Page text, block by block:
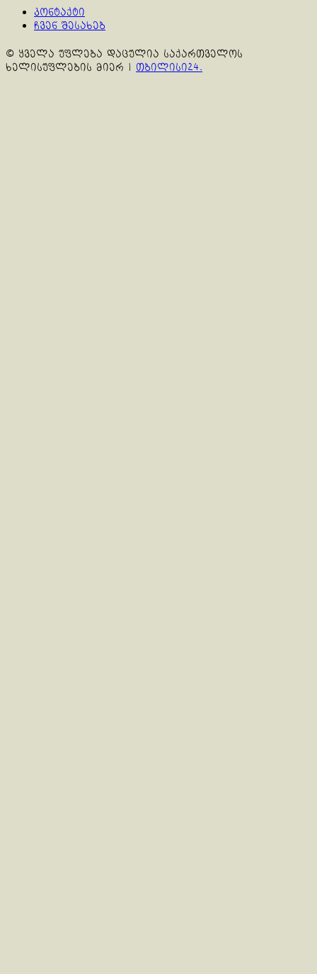
კონტაქტი
ჩვენ შესახებ
© ყველა უფლება დაცულია საქართველოს
ხელისუფლების მიერ | თბილისი24.